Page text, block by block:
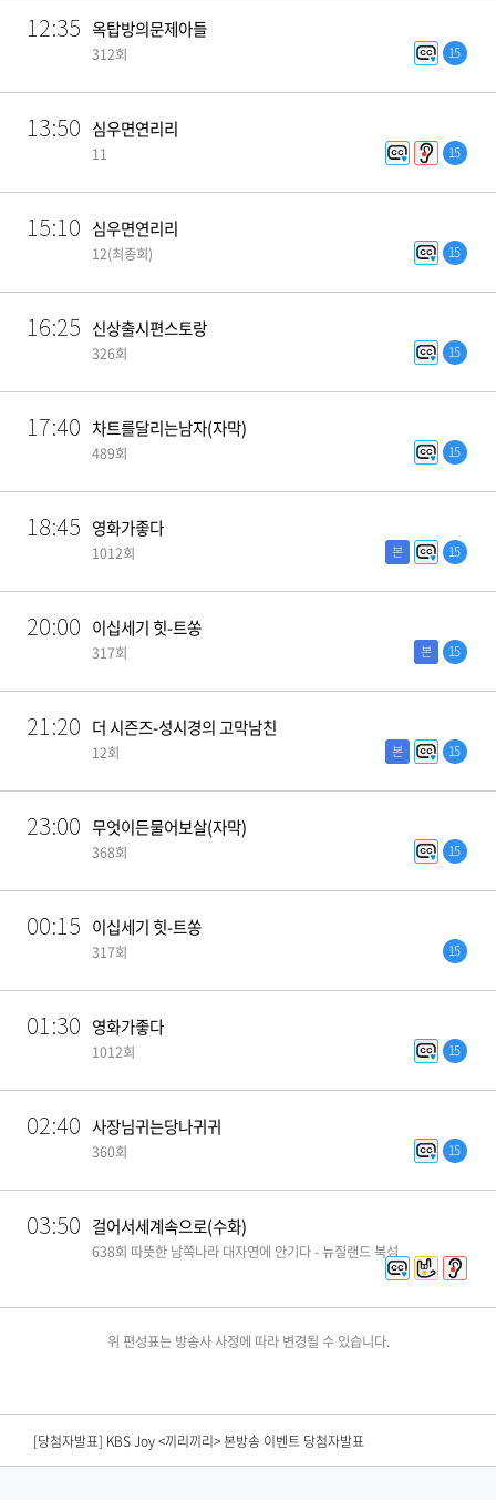
12:35 옥탑방의문제아들
312회 15
13:50 심우면연리리
11 15
15:10 심우면연리리
12(최종회) 15
16:25 신상출시편스토랑
326회 15
17:40 차트를달리는남자(자막)
489회 15
18:45 영화가좋다
1012회 본 15
20:00 이십세기 힛-트쏭
317회 본 15
21:20 더 시즌즈-성시경의 고막남친
12회 본 15
23:00 무엇이든물어보살(자막)
368회 15
00:15 이십세기 힛-트쏭
317회 15
01:30 영화가좋다
1012회 15
02:40 사장님귀는당나귀귀
360회 15
03:50 걸어서세계속으로(수화)
638회 따뜻한 남쪽나라 대자연에 안기다 - 뉴질랜드 북섬
위 편성표는 방송사 사정에 따라 변경될 수 있습니다.
[편성공지] KBS N SPORTS <2026 KBO리그> 경기 중단안내
[당첨자발표] KBS Joy <끼리끼리> 본방송 이벤트 당첨자발표​